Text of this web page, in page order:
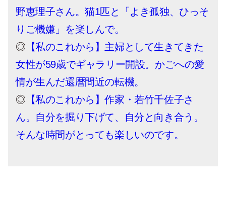
野恵理子さん。猫1匹と「よき孤独、ひっそ
りご機嫌」を楽しんで。
◎ 【私のこれから】主婦として生きてきた
女性が59歳でギャラリー開設。かごへの愛
情が生んだ還暦間近の転機。
◎ 【私のこれから】作家・若竹千佐子さ
ん。自分を掘り下げて、自分と向き合う。
そんな時間がとっても楽しいのです。